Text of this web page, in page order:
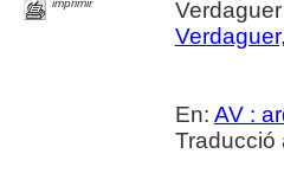
imprimir
Verdaguer
En: AV :
Traducció